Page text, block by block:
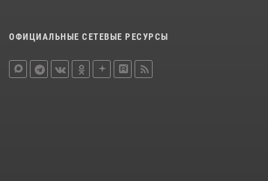
ОФИЦИАЛЬНЫЕ СЕТЕВЫЕ РЕСУРСЫ